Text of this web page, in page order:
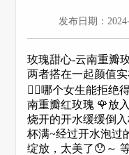
发布日期：
玫瑰甜心-云南重瓣
两者搭在一起颜值
🙂‍↔️哪个女生能拒绝
南重瓣红玫瑰 🌹放
烧开的开水缓缓倒
杯满~经过开水泡过
绽放，太美了😯～